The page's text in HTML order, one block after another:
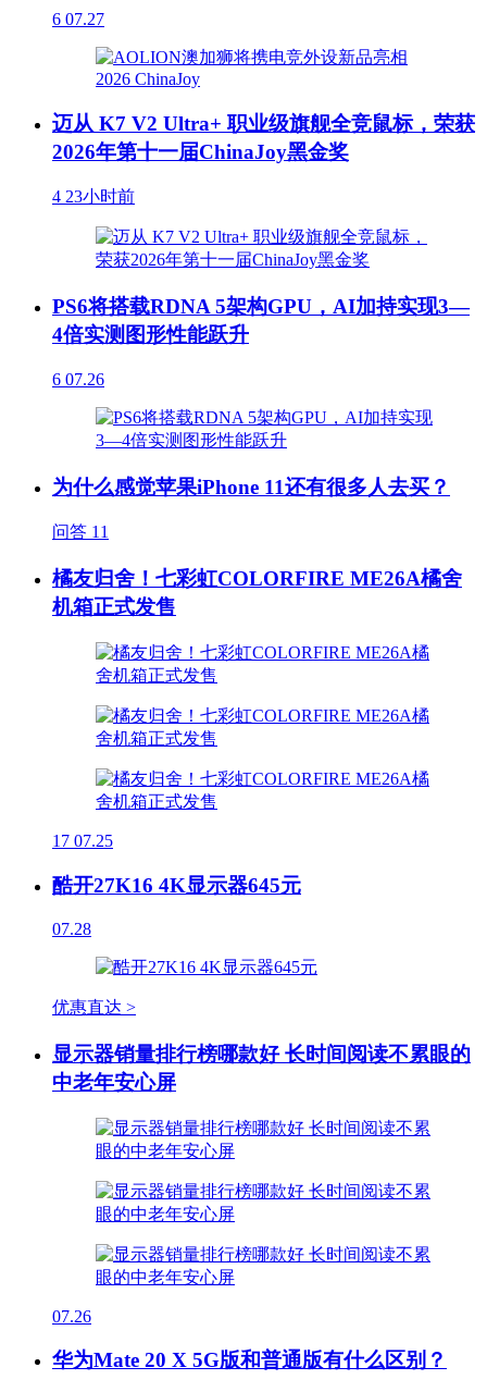
6 07.27
迈从 K7 V2 Ultra+ 职业级旗舰全竞鼠标，荣获
2026年第十一届ChinaJoy黑金奖
4 23小时前
PS6将搭载RDNA 5架构GPU，AI加持实现3—
4倍实测图形性能跃升
6 07.26
为什么感觉苹果iPhone 11还有很多人去买？
问答 11
橘友归舍！七彩虹COLORFIRE ME26A橘舍
机箱正式发售
17 07.25
酷开27K16 4K显示器645元
07.28
优惠直达 >
显示器销量排行榜哪款好 长时间阅读不累眼的
中老年安心屏
07.26
华为Mate 20 X 5G版和普通版有什么区别？